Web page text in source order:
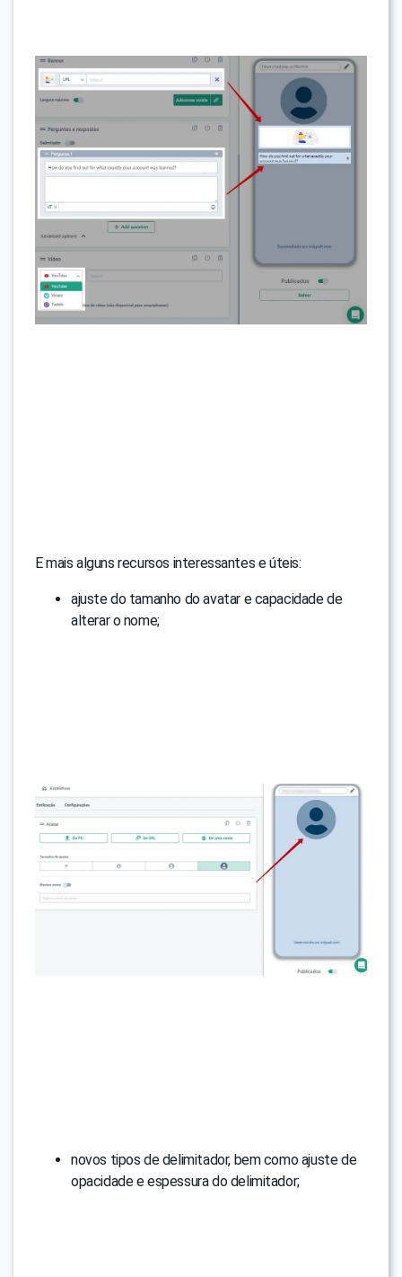
E mais alguns recursos interessantes e úteis:
ajuste do tamanho do avatar e capacidade de
alterar o nome;
novos tipos de delimitador, bem como ajuste de
opacidade e espessura do delimitador;